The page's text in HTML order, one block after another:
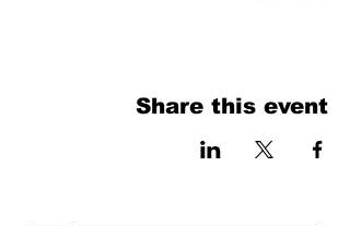
Share this event